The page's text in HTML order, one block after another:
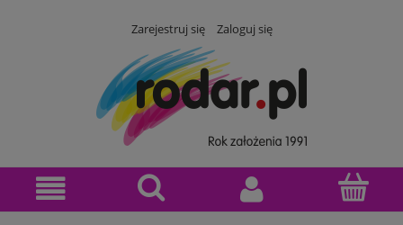
Zarejestruj się Zaloguj się